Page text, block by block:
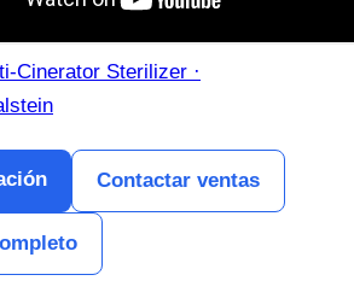
Cinerator Sterilizer ·
Contactar ventas